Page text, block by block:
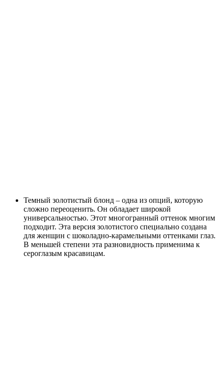
Темный золотистый блонд – одна из опций, которую
сложно переоценить. Он обладает широкой
универсальностью. Этот многогранный оттенок многим
подходит. Эта версия золотистого специально создана
для женщин с шоколадно-карамельными оттенками глаз.
В меньшей степени эта разновидность применима к
сероглазым красавицам.